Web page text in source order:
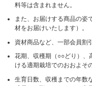
料等は含まれません。
また、お届けする商品の姿
材をお届けいたします）。
資材商品など、一部会員割
花期、収穫期（○○どり）、
ける適期栽培でのおおよそ
生育日数、収穫までの年数